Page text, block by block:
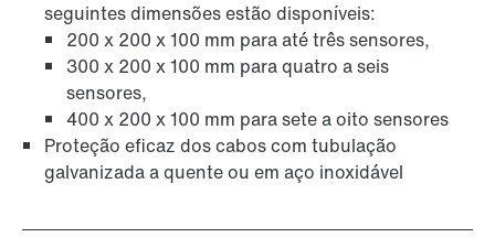
seguintes dimensões estão disponíveis:
200 x 200 x 100 mm para até três sensores,
300 x 200 x 100 mm para quatro a seis
sensores,
400 x 200 x 100 mm para sete a oito sensores
Proteção eficaz dos cabos com tubulação
galvanizada a quente ou em aço inoxidável